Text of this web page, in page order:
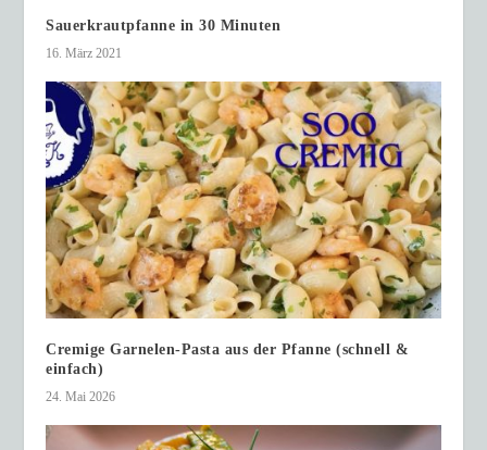
Sauerkrautpfanne in 30 Minuten
16. März 2021
Cremige Garnelen-Pasta aus der Pfanne (schnell &
einfach)
24. Mai 2026